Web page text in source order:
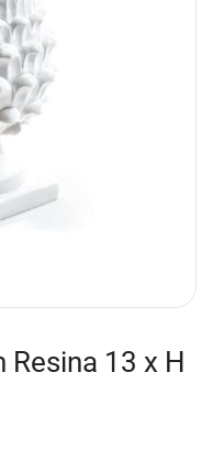
Resina 13 x H